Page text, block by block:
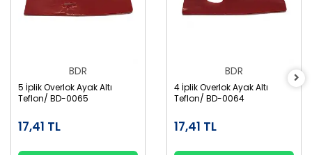
BDR
5 İplik Overlok Ayak Altı
Teflon/ BD-0065
17,41 TL
BDR
4 İplik Overlok Ayak Altı
Teflon/ BD-0064
17,41 TL